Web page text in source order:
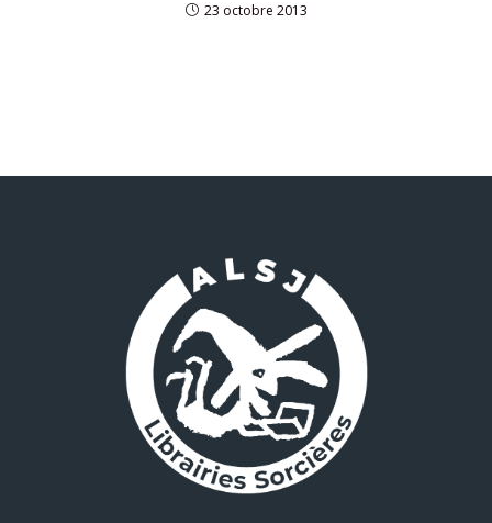
23 octobre 2013